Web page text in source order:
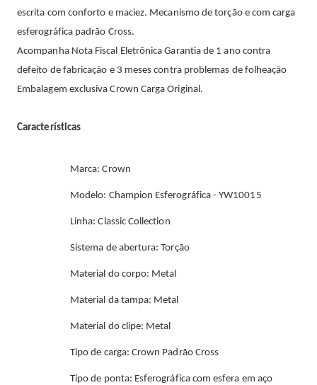
escrita com conforto e maciez. Mecanismo de torção e com carga
esferográfica padrão Cross.
Acompanha Nota Fiscal Eletrônica Garantia de 1 ano contra
defeito de fabricação e 3 meses contra problemas de folheação
Embalagem exclusiva Crown Carga Original.
Características
Marca: Crown
Modelo: Champion Esferográfica - YW10015
Linha: Classic Collection
Sistema de abertura: Torção
Material do corpo: Metal
Material da tampa: Metal
Material do clipe: Metal
Tipo de carga: Crown Padrão Cross
Tipo de ponta: Esferográfica com esfera em aço